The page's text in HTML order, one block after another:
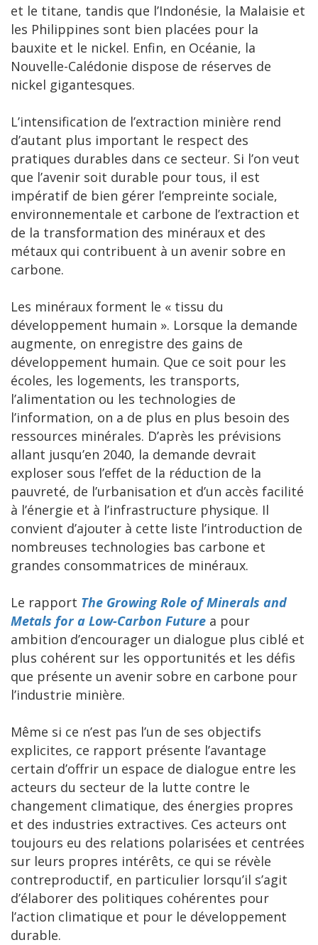
et le titane, tandis que l’Indonésie, la Malaisie et
les Philippines sont bien placées pour la
bauxite et le nickel. Enfin, en Océanie, la
Nouvelle-Calédonie dispose de réserves de
nickel gigantesques.
L’intensification de l’extraction minière rend
d’autant plus important le respect des
pratiques durables dans ce secteur. Si l’on veut
que l’avenir soit durable pour tous, il est
impératif de bien gérer l’empreinte sociale,
environnementale et carbone de l’extraction et
de la transformation des minéraux et des
métaux qui contribuent à un avenir sobre en
carbone.
Les minéraux forment le « tissu du
développement humain ». Lorsque la demande
augmente, on enregistre des gains de
développement humain. Que ce soit pour les
écoles, les logements, les transports,
l’alimentation ou les technologies de
l’information, on a de plus en plus besoin des
ressources minérales. D’après les prévisions
allant jusqu’en 2040, la demande devrait
exploser sous l’effet de la réduction de la
pauvreté, de l’urbanisation et d’un accès facilité
à l’énergie et à l’infrastructure physique. Il
convient d’ajouter à cette liste l’introduction de
nombreuses technologies bas carbone et
grandes consommatrices de minéraux.
Le rapport The Growing Role of Minerals and
Metals for a Low-Carbon Future a pour
ambition d’encourager un dialogue plus ciblé et
plus cohérent sur les opportunités et les défis
que présente un avenir sobre en carbone pour
l’industrie minière.
Même si ce n’est pas l’un de ses objectifs
explicites, ce rapport présente l’avantage
certain d’offrir un espace de dialogue entre les
acteurs du secteur de la lutte contre le
changement climatique, des énergies propres
et des industries extractives. Ces acteurs ont
toujours eu des relations polarisées et centrées
sur leurs propres intérêts, ce qui se révèle
contreproductif, en particulier lorsqu’il s’agit
d’élaborer des politiques cohérentes pour
l’action climatique et pour le développement
durable.